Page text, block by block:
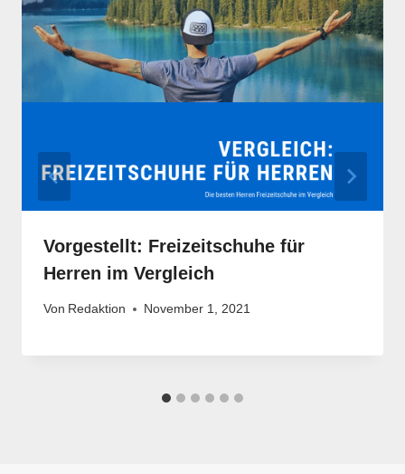
Vorgestellt: Freizeitschuhe für
Herren im Vergleich
Von Redaktion November 1, 2021